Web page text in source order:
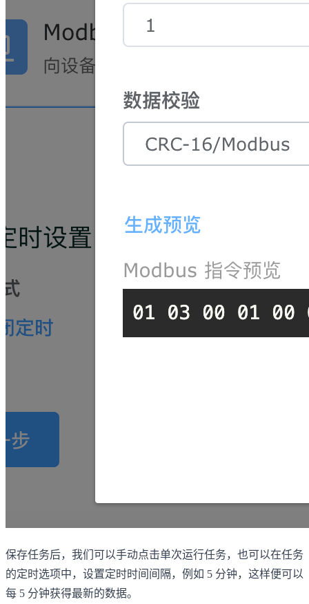
保存任务后，我们可以手动点击单次运行任务，也可以在任务
的定时选项中，设置定时时间间隔，例如 5 分钟，这样便可以
每 5 分钟获得最新的数据。